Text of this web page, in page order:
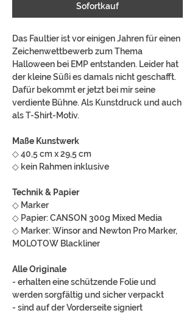
Sofortkauf
Das Faultier ist vor einigen Jahren für einen
Zeichenwettbewerb zum Thema
Halloween bei EMP entstanden. Leider hat
der kleine Süßi es damals nicht geschafft.
Dafür bekommt er jetzt bei mir seine
verdiente Bühne. Als Kunstdruck und auch
als T-Shirt-Motiv.
Maße Kunstwerk
◇ 40,5 cm x 29,5 cm
◇ kein Rahmen inklusive
Technik & Papier
◇ Marker
◇ Papier: CANSON 300g Mixed Media
◇ Marker: Winsor and Newton Pro Marker,
MOLOTOW Blackliner
Alle Originale
- erhalten eine schützende Folie und
werden sorgfältig und sicher verpackt
- sind auf der Vorderseite signiert